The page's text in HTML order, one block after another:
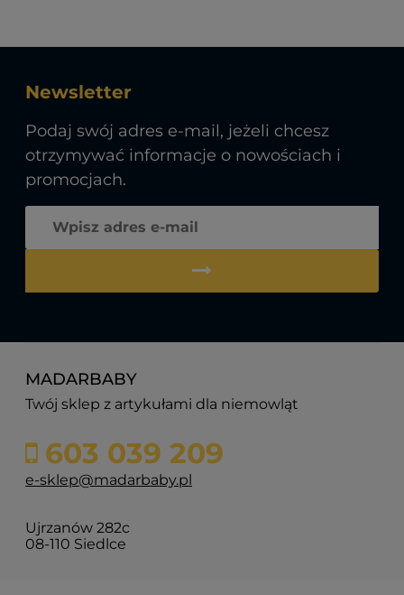
Newsletter
Podaj swój adres e-mail, jeżeli chcesz
otrzymywać informacje o nowościach i
promocjach.
MADARBABY
Twój sklep z artykułami dla niemowląt
603 039 209
e-sklep@madarbaby.pl
Ujrzanów 282c
08-110 Siedlce